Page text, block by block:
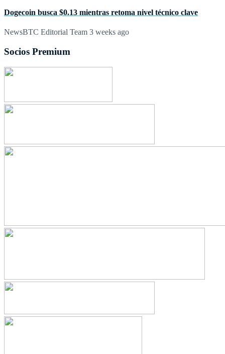
Dogecoin busca $0.13 mientras retoma nivel técnico clave
NewsBTC Editorial Team 3 weeks ago
Socios Premium